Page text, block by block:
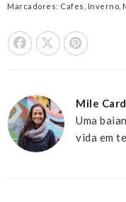
Marcadores: Cafes Inverno
Share On Facebook
Tweet This
Mile
Uma
vida em